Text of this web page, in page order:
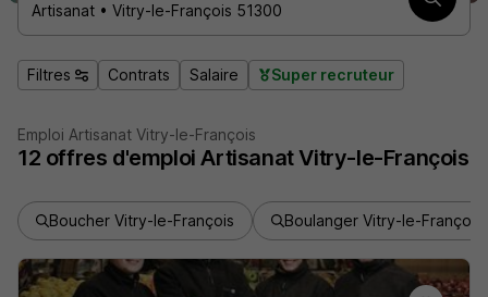
Artisanat • Vitry-le-François 51300
Filtres Contrats Salaire Super recruteur
Emploi Artisanat Vitry-le-François
12 offres d'emploi Artisanat Vitry-le-François
Boucher Vitry-le-François Boulanger Vitry-le-François